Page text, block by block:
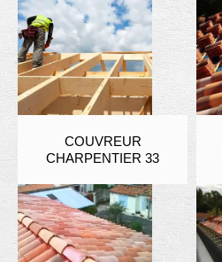
COUVREUR
CHARPENTIER 33